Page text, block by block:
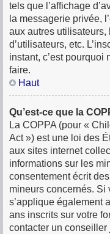
tels que l’affichage
la messagerie privée,
aux autres utilisateurs,
d’utilisateurs, etc.
instant, c’est pourquoi
faire.
Haut
Qu’est-ce que la
La COPPA (pour «
Act ») est une loi des
aux sites internet
informations sur les
consentement écrit
mineurs concernés. Si
s’applique également
ans inscrits sur votre
contacter un